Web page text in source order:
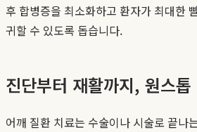
후 합병증을 최소화하고 환자가 최대한
귀할 수 있도록 돕습니다.
진단부터 재활까지, 원스
어깨 질환 치료는 수술이나 시술로 끝나